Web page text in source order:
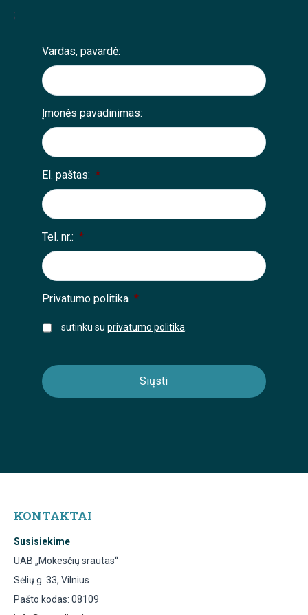
;
Vardas, pavardė:
Įmonės pavadinimas:
El. paštas: *
Tel. nr.: *
Privatumo politika *
sutinku su privatumo politika
KONTAKTAI
Susisiekime
UAB „Mokesčių srautas“
Sėlių g. 33, Vilnius
Pašto kodas: 08109